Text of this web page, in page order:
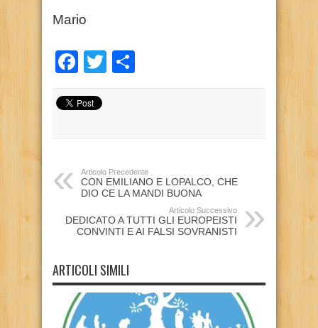
Mario
Facebook
Twitter
Articolo Precedente
CON EMILIANO E LOPALCO, CHE
DIO CE LA MANDI BUONA
Articolo Successivo
DEDICATO A TUTTI GLI EUROPEISTI
CONVINTI E AI FALSI SOVRANISTI
ARTICOLI SIMILI